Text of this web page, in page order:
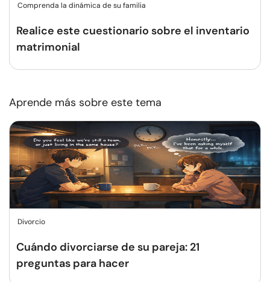
Comprenda la dinámica de su familia
Realice este cuestionario sobre el inventario
matrimonial
Aprende más sobre este tema
Divorcio
Cuándo divorciarse de su pareja: 21
preguntas para hacer